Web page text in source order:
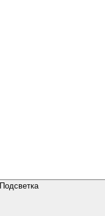
Подсветка